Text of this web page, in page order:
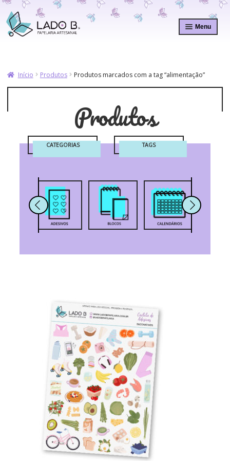
Pular
para
navegação
Pular
para
o
Menu
Início Produtos Produtos marcados com a tag “alimentação”
Produtos
CATEGORIAS TAGS